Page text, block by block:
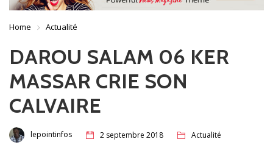
Home Actualité
DAROU SALAM 06 KER
MASSAR CRIE SON
CALVAIRE
lepointinfos 2 septembre 2018 Actualité